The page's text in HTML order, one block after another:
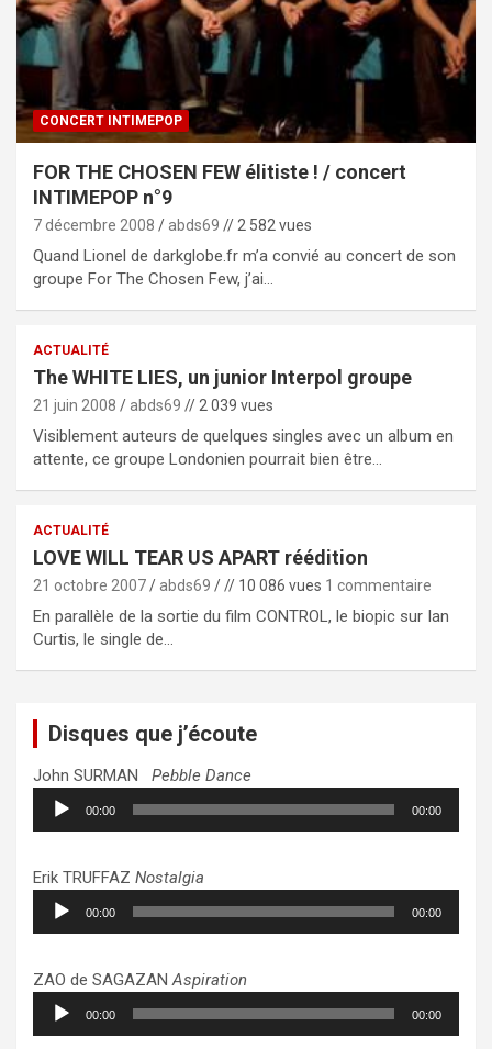
CONCERT INTIMEPOP
FOR THE CHOSEN FEW élitiste ! / concert
INTIMEPOP n°9
7 décembre 2008 abds69 // 2 582 vues
Quand Lionel de darkglobe.fr m’a convié au concert de son
groupe For The Chosen Few, j’ai…
ACTUALITÉ
The WHITE LIES, un junior Interpol groupe
21 juin 2008 abds69 // 2 039 vues
Visiblement auteurs de quelques singles avec un album en
attente, ce groupe Londonien pourrait bien être…
ACTUALITÉ
LOVE WILL TEAR US APART réédition
21 octobre 2007 abds69 // 10 086 vues 1 commentaire
En parallèle de la sortie du film CONTROL, le biopic sur Ian
Curtis, le single de…
Disques que j’écoute
John SURMAN Pebble Dance
Lecteur
audio
00:00 00:00
Erik TRUFFAZ Nostalgia
Lecteur
audio
00:00 00:00
ZAO de SAGAZANAspiration
Lecteur
audio
00:00 00:00